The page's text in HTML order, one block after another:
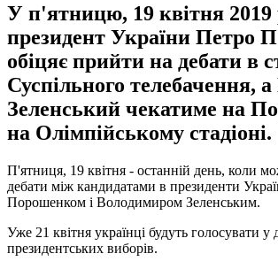
У п'ятницю, 19 квітня 2019
президент України Петро
обіцяє прийти на дебати в
Суспільного телебачення,
Зеленський чекатиме на
на Олімпійському стадіоні.
П'ятниця, 19 квітня - останній день, коли
дебати між кандидатами в президенти
Порошенком і Володимиром Зеленським.
Уже 21 квітня українці будуть голосувати у
президентських виборів.